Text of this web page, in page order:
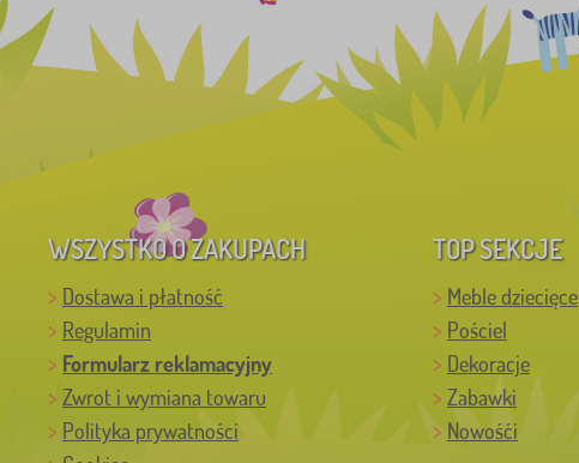
WSZYSTKO O ZAKUPACH
Dostawa i płatność
Regulamin
Formularz reklamacyjny
Zwrot i wymiana towaru
Polityka prywatności
TOP SEKCJE
Meble dziecięce
Pościel
Dekoracje
Zabawki
Nowośći